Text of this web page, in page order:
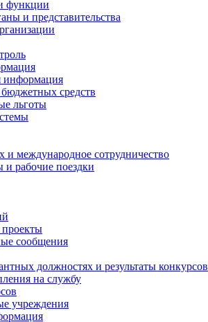
функции
и представительства
информация
средств
льготы
и международное сотрудничество
рабочие поездки
сообщения
должностях и результаты конкурсов
на службу
учреждения